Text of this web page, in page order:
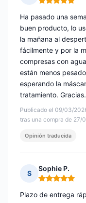
Nota: 5 de 5
Publicado el 09/03/
tras una compra de 27/
Ha pasado una
buen producto, lo
la mañana al
fácilmente y por la
compresas con
están menos
esperando la
tratamiento. Gracias.
Opinión traducida
S
Sophie P.
Nota: 5 de 5
Plazo de entrega